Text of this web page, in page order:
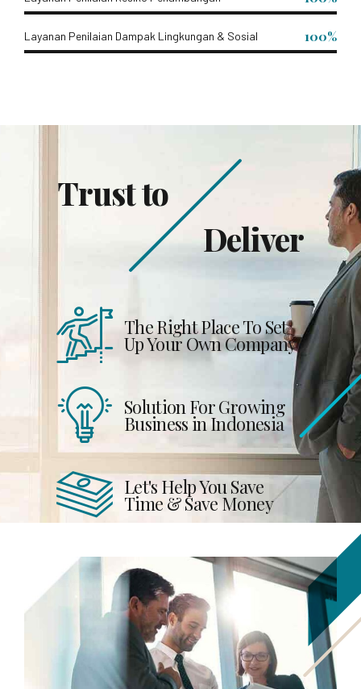
Layanan Penilaian Dampak Lingkungan & Sosial 100%
Trust to
Deliver
The Right Place To Set
Up Your Own Company
Solution For Growing
Business in Indonesia
Let's Help You Save
Time & Save Money